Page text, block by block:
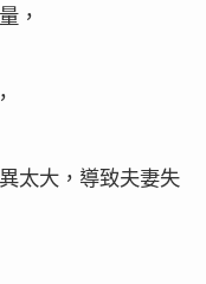
，
太大，導致夫妻失